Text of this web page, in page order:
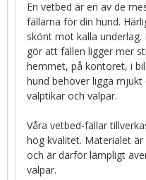
En vetbed är en av de
fällarna för din hund.
skönt mot kalla
gör att fällen ligger mer
hemmet, på kontoret, i
hund behöver ligga mjukt
valptikar och valpar.
Våra vetbed-fällar
hög kvalitet. Materialet
och är därför lämpligt
valpar.